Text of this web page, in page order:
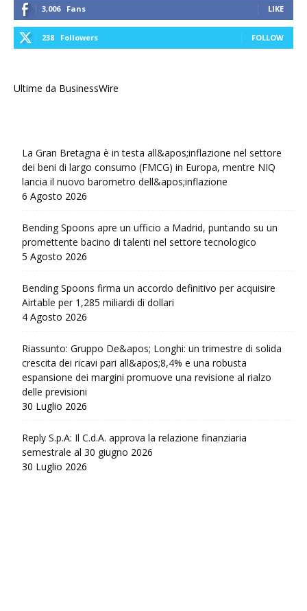
3,006 Fans LIKE
238 Followers FOLLOW
Ultime da BusinessWire
La Gran Bretagna è in testa all&apos;inflazione nel settore
dei beni di largo consumo (FMCG) in Europa, mentre NIQ
lancia il nuovo barometro dell&apos;inflazione
6 Agosto 2026
Bending Spoons apre un ufficio a Madrid, puntando su un
promettente bacino di talenti nel settore tecnologico
5 Agosto 2026
Bending Spoons firma un accordo definitivo per acquisire
Airtable per 1,285 miliardi di dollari
4 Agosto 2026
Riassunto: Gruppo De&apos; Longhi: un trimestre di solida
crescita dei ricavi pari all&apos;8,4% e una robusta
espansione dei margini promuove una revisione al rialzo
delle previsioni
30 Luglio 2026
Reply S.p.A: Il C.d.A. approva la relazione finanziaria
semestrale al 30 giugno 2026
30 Luglio 2026